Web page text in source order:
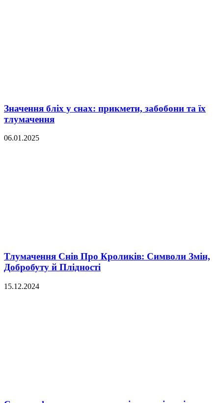
Значення бліх у снах: прикмети, забобони та їх
тлумачення
06.01.2025
Тлумачення Снів Про Кроликів: Символи Змін,
Добробуту й Плідності
15.12.2024